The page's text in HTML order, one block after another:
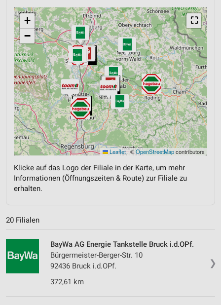
⛶
+
−
Leaflet|©OpenStreetMapcontributors
Klicke auf das Logo der Filiale in der Karte, um mehr
Informationen (Öffnungszeiten & Route) zur Filiale zu
erhalten.
20 Filialen
❯
BayWa AG Energie Tankstelle Bruck i.d.OPf.
Bürgermeister-Berger-Str. 10
92436 Bruck i.d.OPf.
372,61 km